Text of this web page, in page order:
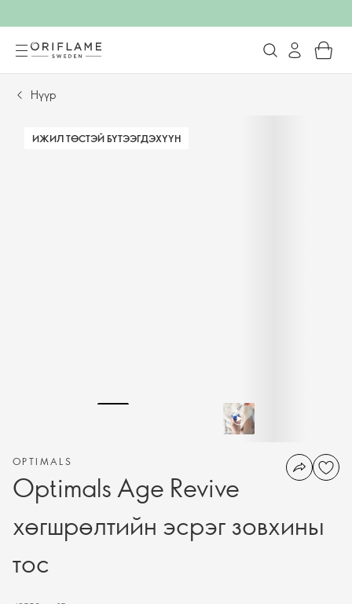
Нүүр
ИЖИЛ ТӨСТЭЙ БҮТЭЭГДЭХҮҮН
OPTIMALS
Optimals Age Revive
хөгшрөлтийн эсрэг зовхины
тос